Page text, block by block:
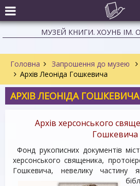
МУЗЕЙ КНИГИ. ХОУНБ ІМ.
Головна Запрошення до музею
Архів Леоніда Гошкевича
АРХІВ ЛЕОНІДА ГОШКЕВИЧА
Архів херсонського
Гошкевича
Фонд рукописних документів
херсонського священика,
Гошкевича, невелику частину